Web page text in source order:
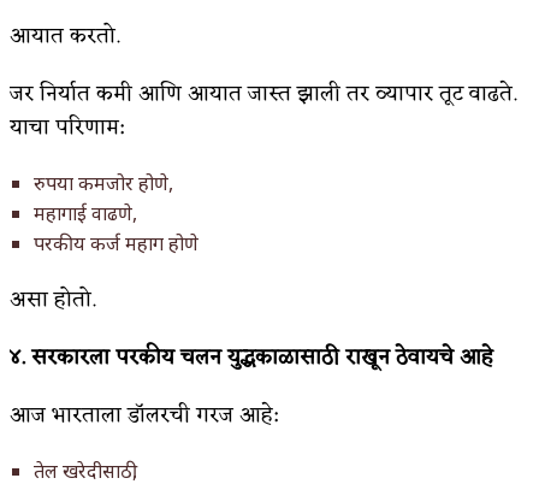
आयात करतो.
जर निर्यात कमी आणि आयात जास्त झाली तर व्यापार तूट वाढते.
याचा परिणाम:
रुपया कमजोर होणे,
महागाई वाढणे,
परकीय कर्ज महाग होणे
असा होतो.
४.सरकारलापरकीयचलनयुद्धकाळासाठीराखूनठेवायचेआहे
आज भारताला डॉलरची गरज आहे:
तेल खरेदीसाठी,